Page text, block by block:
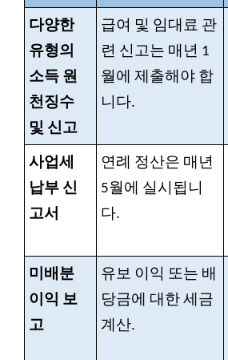
다양한
유형의
소득 원
천징수
및 신고
급여 및 임대료 관
련 신고는 매년 1
월에 제출해야 합
니다.
사업세
납부 신
고서
연례 정산은 매년
5월에 실시됩니
다.
미배분
이익 보
고
유보 이익 또는 배
당금에 대한 세금
계산.